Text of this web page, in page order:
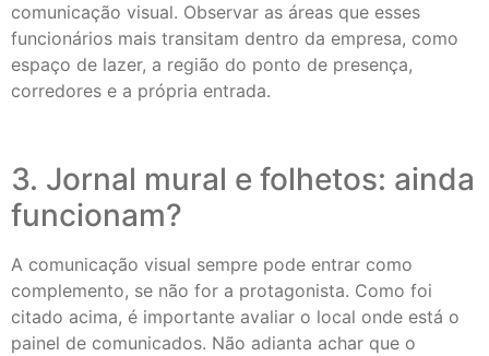
comunicação visual. Observar as áreas que esses
funcionários mais transitam dentro da empresa, como
espaço de lazer, a região do ponto de presença,
corredores e a própria entrada.
3. Jornal mural e folhetos: ainda
funcionam?
A comunicação visual sempre pode entrar como
complemento, se não for a protagonista. Como foi
citado acima, é importante avaliar o local onde está o
painel de comunicados. Não adianta achar que o